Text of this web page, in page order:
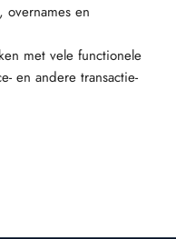
overnames en
met vele functionele
en andere transactie-